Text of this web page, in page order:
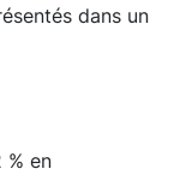
dans un
% en